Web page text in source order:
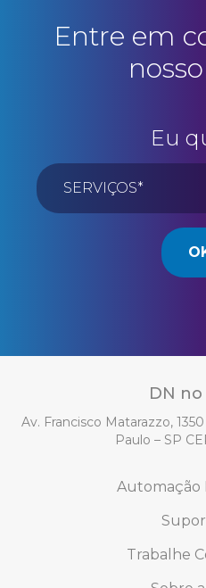
Entre em
Eu
DN no
Av. Francisco Matarazzo,
Paulo – SP
Automação
Trabalhe